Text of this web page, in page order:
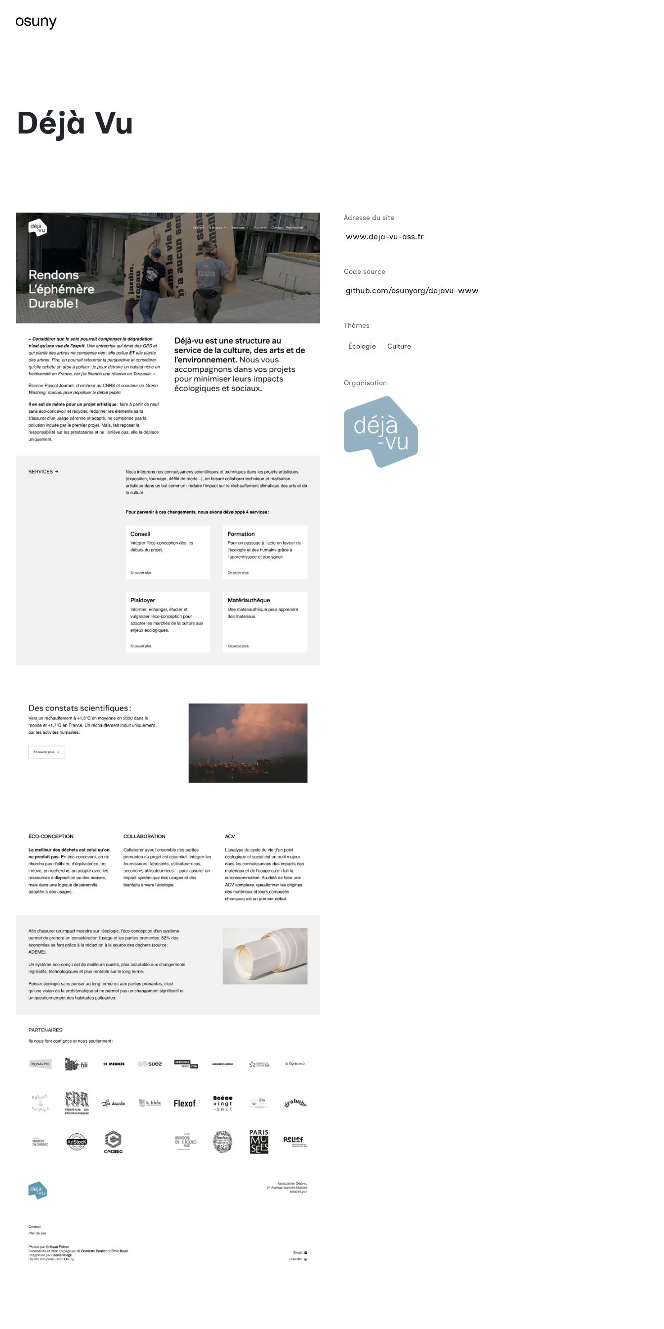
Déjà Vu
Adresse du site
www.deja-vu-ass.fr
Code source
github.com/osunyorg/dejavu-www
Thèmes
Écologie Culture
Organisation